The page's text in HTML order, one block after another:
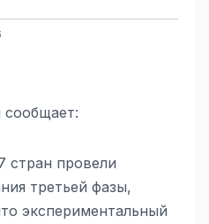
сообщает:
стран провели
третьей фазы,
экспериментальный